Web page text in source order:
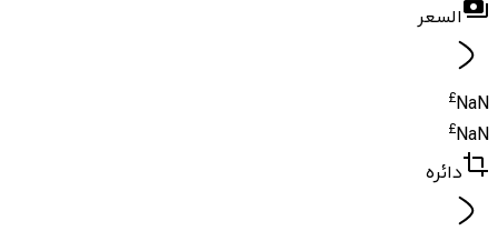
السعر
NaN
£
NaN
£
دائره